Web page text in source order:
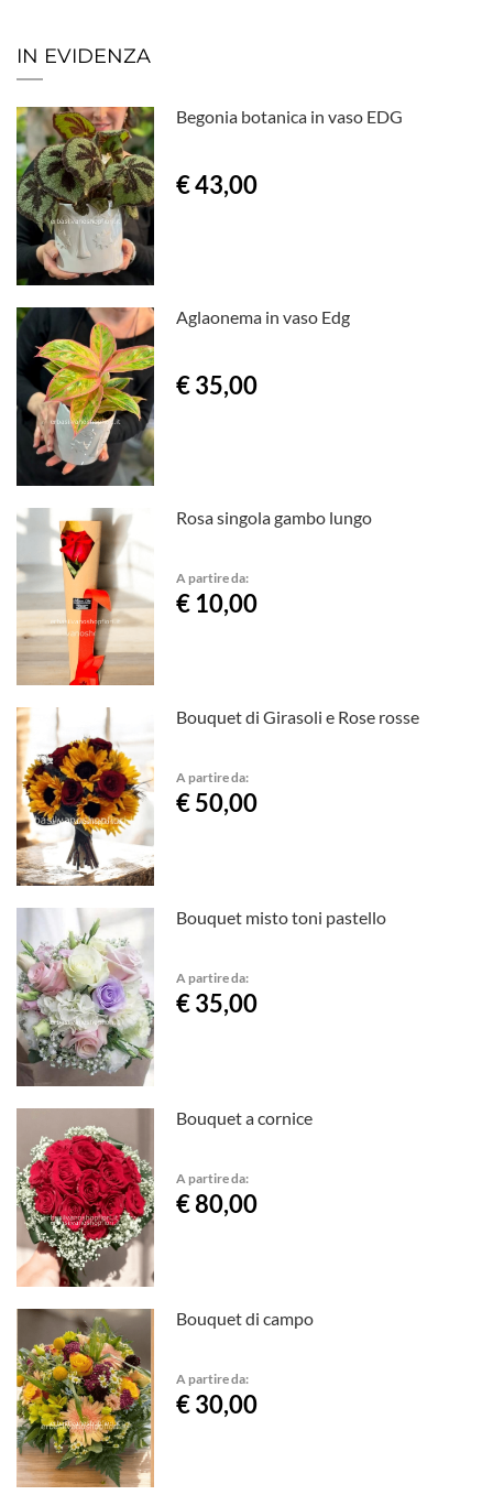
IN EVIDENZA
Begonia botanica in vaso EDG
€ 43,00
Aglaonema in vaso Edg
€ 35,00
Rosa singola gambo lungo
A partire da:
€ 10,00
Bouquet di Girasoli e Rose rosse
A partire da:
€ 50,00
Bouquet misto toni pastello
A partire da:
€ 35,00
Bouquet a cornice
A partire da:
€ 80,00
Bouquet di campo
A partire da:
€ 30,00